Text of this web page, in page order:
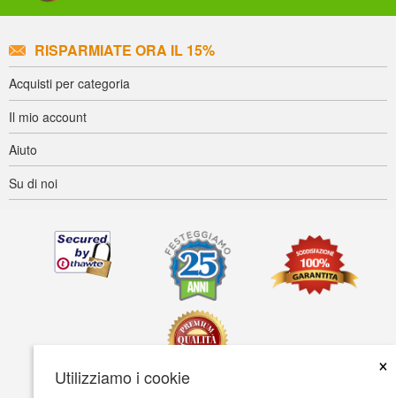
Utilizziamo i cookie
×
RISPARMIATE ORA IL 15%
Acquisti per categoria
Il mio account
Aiuto
Su di noi